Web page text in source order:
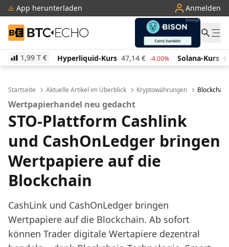
App herunterladen Anmelden
BTC-ECHO
1,99 T €
Kurs 47,14 € -4.00% Solana-Kurs 63,74 € -0.20%
Startseite Aktuelle Artikel im Überblick Kryptowährungen
Wertpapierhandel neu gedacht
STO-Plattform Cashlink
und CashOnLedger bringen
Wertpapiere auf die
Blockchain
CashLink und CashOnLedger bringen
Wertpapiere auf die Blockchain. Ab sofort
können Trader digitale Wertapiere dezentral